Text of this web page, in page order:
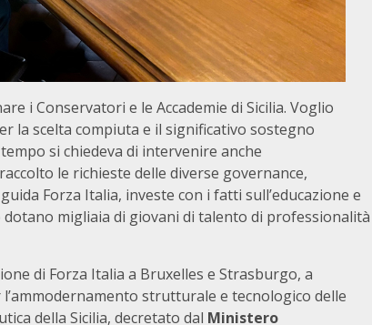
i Conservatori e le Accademie di Sicilia. Voglio
la scelta compiuta e il significativo sostegno
si chiedeva di intervenire anche
le richieste delle diverse governance,
Forza Italia, investe con i fatti sull’educazione e
migliaia di giovani di talento di professionalità
di Forza Italia a Bruxelles e Strasburgo, a
strutturale e tecnologico delle
della Sicilia, decretato dal Ministero